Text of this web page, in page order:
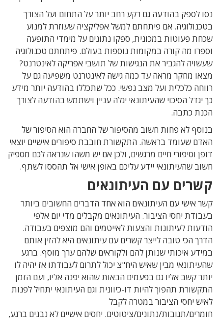
נסו לספק בהודעה גם רקע רחב יותר על התחום ועל הצורך
בטכנולוגיה. אם פיתחתם למשל אפליקציה שעוזרת למנוע
שכחת פעוטות במכונית, ספקו נתונים על מימדי התופעה
וספרו מה קורה במקומות נוספות בעולם. פיתחתם טכנולוגיה
שעשויה להגביר את הנגישות של תושבי אפריקה לאינטרנט?
מצאו מחקר מראה עד כמה גישה לאינטרנט משפיעה גם על
רווחה כלכלית ועל מצב נפשי. ככל שתכללו בהודעה יותר מידע
כך יגדל הסיכוי שהעיתונאי יגלה עניין וישתמש בהודעה לצורך
הכנת כתבה.
בנוסף לא פחות חשוב מהסיפור של החברה הוא הסיפור של
האדם שעומד בראשה. התקשורת חובבת סיפורים אישיים יוצאי
דופן וסיפורי חיים מרגשים, ולכן אם יש משהו שנראה לכם מספיק
חשוב שהעיתונאי יידע עליכם באופן אישי אל תהססו לשתף.
קשרים עם העיתונאים
קשר אישי עם העיתונאים הוא אחד הדברים החשובים ביותר
בעבודת יחסי הציבור. העיתונאים מקבלים מדי יום אלפי
הודעות לעיתונות והצעות לאייטמים והם מוצפים בעבודה.
הדרך הכי טובה לייצר קשרים עם עיתונאים היא להזין אותם
במידע איכותי שנותן להם ולקוראים שלהם ערך מוסף. ברגע
שהעיתונאי מבין שאיש היח"צ יכול לתרום לעבודתו אז יהיה לו
יותר קשב אליו גם בפעמים הבאות שהוא יפנה אליו, ועם הזמן
התקשורת תהפוך להיות דו-כיוונית וגם העיתונאי יתחיל לפנות
לאיש יחסי הציבור במטרה לקבל
חומרים/תגובות/נתונים/ציטוטים. יחסים אישיים לא נבנים ברגע,